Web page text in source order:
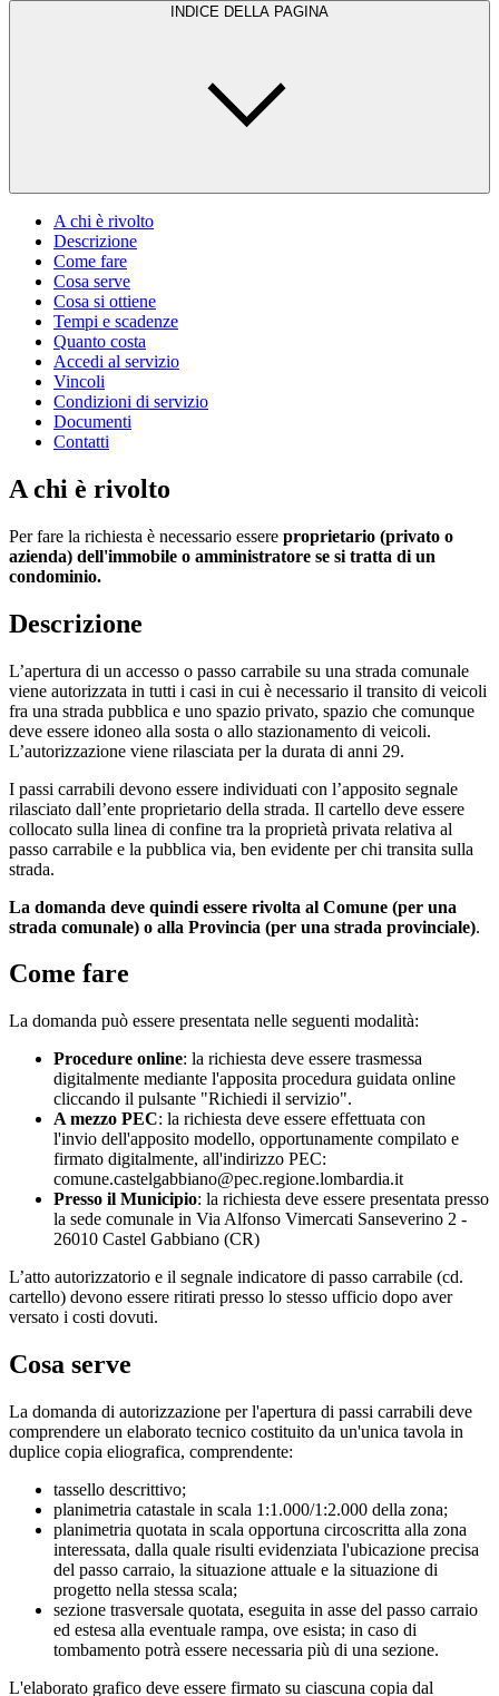
INDICE DELLA PAGINA
A chi è rivolto
Descrizione
Come fare
Cosa serve
Cosa si ottiene
Tempi e scadenze
Quanto costa
Accedi al servizio
Vincoli
Condizioni di servizio
Documenti
Contatti
A chi è rivolto
Per fare la richiesta è necessario essere proprietario (privato o
azienda) dell'immobile o amministratore se si tratta di un
condominio.
Descrizione
L’apertura di un accesso o passo carrabile su una strada comunale
viene autorizzata in tutti i casi in cui è necessario il transito di veicoli
fra una strada pubblica e uno spazio privato, spazio che comunque
deve essere idoneo alla sosta o allo stazionamento di veicoli.
L’autorizzazione viene rilasciata per la durata di anni 29.
I passi carrabili devono essere individuati con l’apposito segnale
rilasciato dall’ente proprietario della strada. Il cartello deve essere
collocato sulla linea di confine tra la proprietà privata relativa al
passo carrabile e la pubblica via, ben evidente per chi transita sulla
strada.
La domanda deve quindi essere rivolta al Comune (per una
strada comunale) o alla Provincia (per una strada provinciale).
Come fare
La domanda può essere presentata nelle seguenti modalità:
Procedure online: la richiesta deve essere trasmessa
digitalmente mediante l'apposita procedura guidata online
cliccando il pulsante "Richiedi il servizio".
A mezzo PEC: la richiesta deve essere effettuata con
l'invio dell'apposito modello, opportunamente compilato e
firmato digitalmente, all'indirizzo PEC:
comune.castelgabbiano@pec.regione.lombardia.it
Presso il Municipio: la richiesta deve essere presentata presso
la sede comunale in Via Alfonso Vimercati Sanseverino 2 -
26010 Castel Gabbiano (CR)
L’atto autorizzatorio e il segnale indicatore di passo carrabile (cd.
cartello) devono essere ritirati presso lo stesso ufficio dopo aver
versato i costi dovuti.
Cosa serve
La domanda di autorizzazione per l'apertura di passi carrabili deve
comprendere un elaborato tecnico costituito da un'unica tavola in
duplice copia eliografica, comprendente:
tassello descrittivo;
planimetria catastale in scala 1:1.000/1:2.000 della zona;
planimetria quotata in scala opportuna circoscritta alla zona
interessata, dalla quale risulti evidenziata l'ubicazione precisa
del passo carraio, la situazione attuale e la situazione di
progetto nella stessa scala;
sezione trasversale quotata, eseguita in asse del passo carraio
ed estesa alla eventuale rampa, ove esista; in caso di
tombamento potrà essere necessaria più di una sezione.
L'elaborato grafico deve essere firmato su ciascuna copia dal